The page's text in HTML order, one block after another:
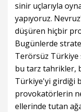
sinir uçlarıyla
yapıyoruz.
düşüren hiçbir
Bugünlerde
Terörsüz Türkiye
bu tarz tahrikler,
Türkiye'yi girdiği
provokatörlerin
ellerinde tutan